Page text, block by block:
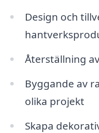
Design och
Återställning
Byggande av
olika projekt
Skapa